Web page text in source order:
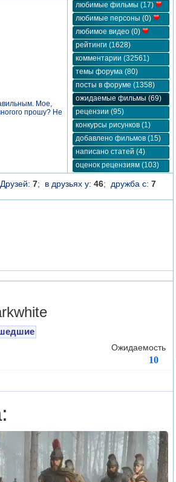
Мое,
прошу? Не
любимые фильмы (17)
любимые персоны (0)
любимое видео (0)
рейтинги (1628)
комментарии (32561)
темы форума (80)
посты в форуме (1358)
ожидаемые фильмы (69)
рецензии (95)
конкурсы рисунков (1)
добавлено фильмов (15)
написано статей (4)
оценок рецензиям (103)
Друзей: 7; в друзьях у: 46; дружба с: 7
Ожидаемость
10